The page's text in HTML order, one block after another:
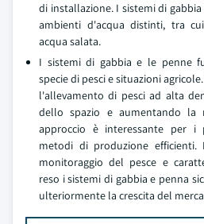
di installazione. I sistemi di
ambienti d'acqua distinti, tra
acqua salata.
I sistemi di gabbia e le penne
specie di pesci e situazioni
l'allevamento di pesci ad alta
dello spazio e aumentando la
approccio è interessante per
metodi di produzione
monitoraggio del pesce e
reso i sistemi di gabbia e penna
ulteriormente la crescita del